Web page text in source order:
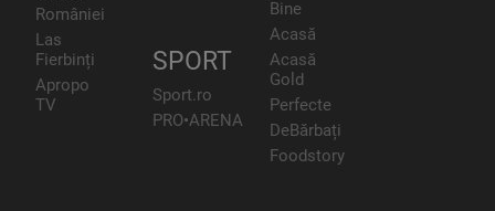
României
Las
Fierbinți
Apropo
TV
SPORT
Sport.ro
PRO•ARENA
Bine
Acasă
Acasă
Gold
Perfecte
DeBărbați
Foodstory